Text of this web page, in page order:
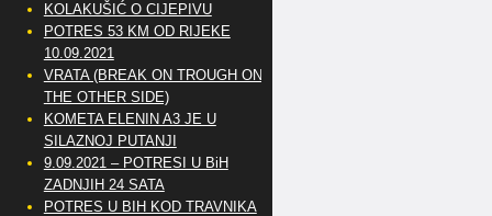
KOLAKUŠIĆ O CIJEPIVU
POTRES 53 KM OD RIJEKE
10.09.2021
VRATA (BREAK ON TROUGH ON
THE OTHER SIDE)
KOMETA ELENIN A3 JE U
SILAZNOJ PUTANJI
9.09.2021 – POTRESI U BiH
ZADNJIH 24 SATA
POTRES U BIH KOD TRAVNIKA